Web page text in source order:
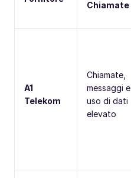
Chiamate
A1
Telekom
Chiamate,
messaggi e
uso di dati
elevato